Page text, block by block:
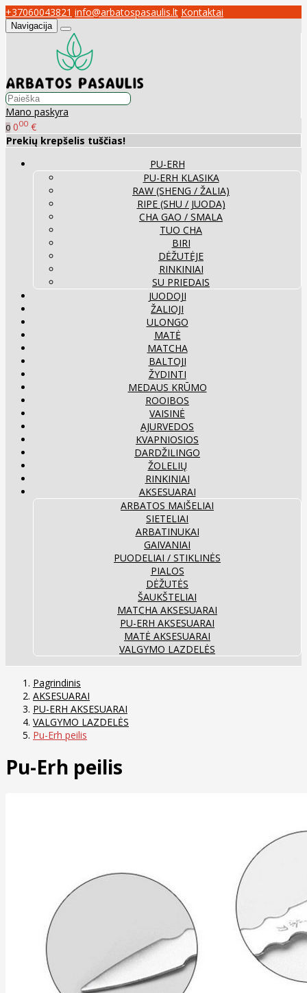
+37060043821 info@arbatospasaulis.lt Kontaktai
Navigacija
Mano paskyra
0 000 €
Prekių krepšelis tuščias!
PU-ERH
PU-ERH KLASIKA
RAW (SHENG / ŽALIA)
RIPE (SHU / JUODA)
CHA GAO / SMALA
TUO CHA
BIRI
DĖŽUTĖJE
RINKINIAI
SU PRIEDAIS
JUODOJI
ŽALIOJI
ULONGO
MATĖ
MATCHA
BALTOJI
ŽYDINTI
MEDAUS KRŪMO
ROOIBOS
VAISINĖ
AJURVEDOS
KVAPNIOSIOS
DARDŽILINGO
ŽOLELIŲ
RINKINIAI
AKSESUARAI
ARBATOS MAIŠELIAI
SIETELIAI
ARBATINUKAI
GAIVANIAI
PUODELIAI / STIKLINĖS
PIALOS
DĖŽUTĖS
ŠAUKŠTELIAI
MATCHA AKSESUARAI
PU-ERH AKSESUARAI
MATĖ AKSESUARAI
VALGYMO LAZDELĖS
Pagrindinis
AKSESUARAI
PU-ERH AKSESUARAI
VALGYMO LAZDELĖS
Pu-Erh peilis
Pu-Erh peilis